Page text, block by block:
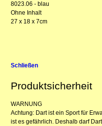
8023.06 - blau
Ohne Inhalt
27 x 18 x 7cm
Schließen
Produktsicherheit
WARNUNG
Achtung: Dart ist ein Sport für
ist es gefährlich. Deshalb darf